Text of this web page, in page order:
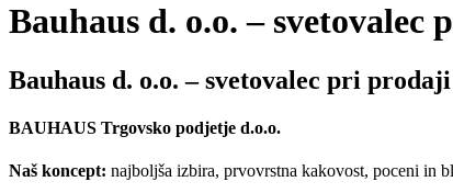
Bauhaus d. o.o. –
Bauhaus d. o.o. – svetovalec pri
BAUHAUS Trgovsko podjetje d.o.o.
Naš koncept: najboljša izbira, prvovrstna kakovost, poceni in